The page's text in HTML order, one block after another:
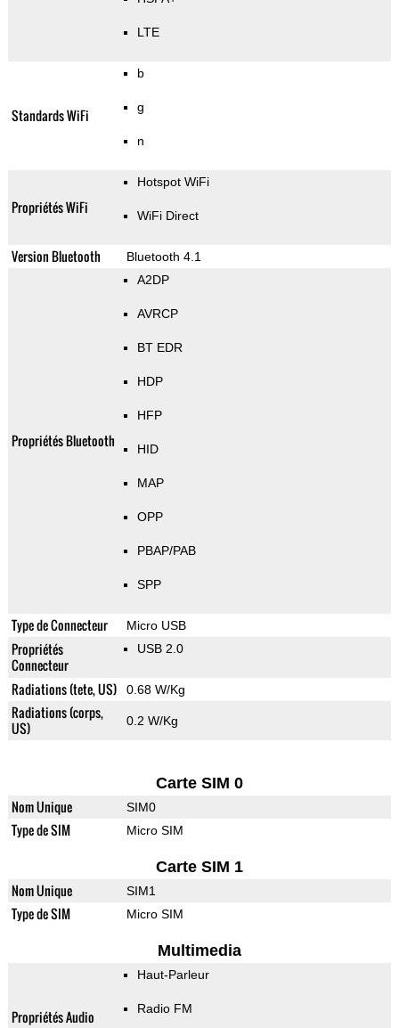
LTE
Standards WiFi
b
g
n
Propriétés WiFi
Hotspot WiFi
WiFi Direct
Version Bluetooth Bluetooth 4.1
Propriétés Bluetooth
A2DP
AVRCP
BT EDR
HDP
HFP
HID
MAP
OPP
PBAP/PAB
SPP
Type de Connecteur Micro USB
Propriétés
Connecteur
USB 2.0
Radiations (tete, US) 0.68 W/Kg
Radiations (corps,
US)
0.2 W/Kg
Carte SIM 0
Nom Unique SIM0
Type de SIM Micro SIM
Carte SIM 1
Nom Unique SIM1
Type de SIM Micro SIM
Multimedia
Propriétés Audio
Haut-Parleur
Radio FM